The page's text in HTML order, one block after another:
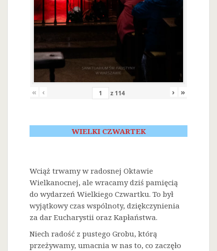
« ‹ z 114 › »
WIELKI CZWARTEK
Wciąż trwamy w radosnej Oktawie
Wielkanocnej, ale wracamy dziś pamięcią
do wydarzeń Wielkiego Czwartku. To był
wyjątkowy czas wspólnoty, dziękczynienia
za dar Eucharystii oraz Kapłaństwa.
Niech radość z pustego Grobu, którą
przeżywamy, umacnia w nas to, co zaczęło